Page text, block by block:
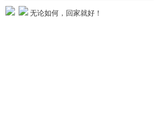
无论如何，回家就好！